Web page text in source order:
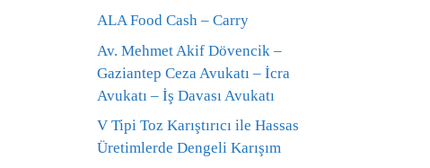
ALA Food Cash – Carry
Av. Mehmet Akif Dövencik –
Gaziantep Ceza Avukatı – İcra
Avukatı – İş Davası Avukatı
V Tipi Toz Karıştırıcı ile Hassas
Üretimlerde Dengeli Karışım